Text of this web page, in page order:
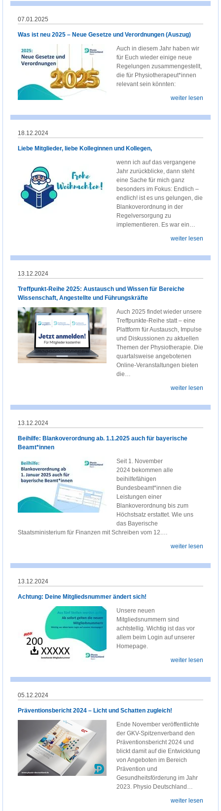
07.01.2025
Was ist neu 2025 – Neue Gesetze und Verordnungen (Auszug)
Auch in diesem Jahr haben wir
für Euch wieder einige neue
Regelungen zusammengestellt,
die für Physiotherapeut*innen
relevant sein könnten:
weiter lesen
18.12.2024
Liebe Mitglieder, liebe Kolleginnen und Kollegen,
wenn ich auf das vergangene
Jahr zurückblicke, dann steht
eine Sache für mich ganz
besonders im Fokus: Endlich –
endlich! ist es uns gelungen, die
Blankoverordnung in der
Regelversorgung zu
implementieren. Es war ein…
weiter lesen
13.12.2024
Treffpunkt-Reihe 2025: Austausch und Wissen für Bereiche
Wissenschaft, Angestellte und Führungskräfte
Auch 2025 findet wieder unsere
Treffpunkte-Reihe statt – eine
Plattform für Austausch, Impulse
und Diskussionen zu aktuellen
Themen der Physiotherapie. Die
quartalsweise angebotenen
Online-Veranstaltungen bieten
die…
weiter lesen
13.12.2024
Beihilfe: Blankoverordnung ab. 1.1.2025 auch für bayerische
Beamt*innen
Seit 1. November
2024 bekommen alle
beihilfefähigen
Bundesbeamt*innen die
Leistungen einer
Blankoverordnung bis zum
Höchstsatz erstattet. Wie uns
das Bayerische
Staatsministerium für Finanzen mit Schreiben vom 12.…
weiter lesen
13.12.2024
Achtung: Deine Mitgliedsnummer ändert sich!
Unsere neuen
Mitgliedsnummern sind
achtstellig. Wichtig ist das vor
allem beim Login auf unserer
Homepage.
weiter lesen
05.12.2024
Präventionsbericht 2024 – Licht und Schatten zugleich!
Ende November veröffentlichte
der GKV-Spitzenverband den
Präventionsbericht 2024 und
blickt damit auf die Entwicklung
von Angeboten im Bereich
Prävention und
Gesundheitsförderung im Jahr
2023. Physio Deutschland…
weiter lesen